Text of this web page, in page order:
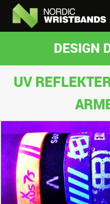
DESIGN
UV